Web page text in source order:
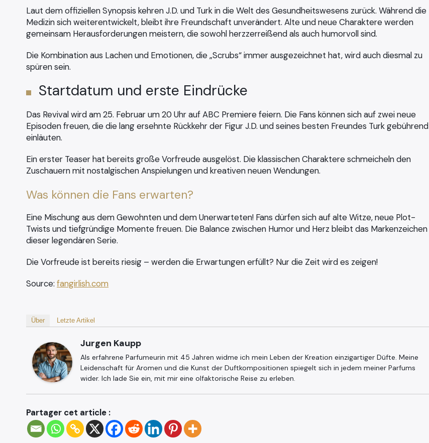
Laut dem offiziellen Synopsis kehren J.D. und Turk in die Welt des Gesundheitswesens zurück. Während die
Medizin sich weiterentwickelt, bleibt ihre Freundschaft unverändert. Alte und neue Charaktere werden
gemeinsam Herausforderungen meistern, die sowohl herzzerreißend als auch humorvoll sind.
Die Kombination aus Lachen und Emotionen, die „Scrubs“ immer ausgezeichnet hat, wird auch diesmal zu
spüren sein.
Startdatum und erste Eindrücke
Das Revival wird am 25. Februar um 20 Uhr auf ABC Premiere feiern. Die Fans können sich auf zwei neue
Episoden freuen, die die lang ersehnte Rückkehr der Figur J.D. und seines besten Freundes Turk gebührend
einläuten.
Ein erster Teaser hat bereits große Vorfreude ausgelöst. Die klassischen Charaktere schmeicheln den
Zuschauern mit nostalgischen Anspielungen und kreativen neuen Wendungen.
Was können die Fans erwarten?
Eine Mischung aus dem Gewohnten und dem Unerwarteten! Fans dürfen sich auf alte Witze, neue Plot-
Twists und tiefgründige Momente freuen. Die Balance zwischen Humor und Herz bleibt das Markenzeichen
dieser legendären Serie.
Die Vorfreude ist bereits riesig – werden die Erwartungen erfüllt? Nur die Zeit wird es zeigen!
Source: fangirlish.com
Über Letzte Artikel
Jurgen Kaupp
Als erfahrene Parfumeurin mit 45 Jahren widme ich mein Leben der Kreation einzigartiger Düfte. Meine
Leidenschaft für Aromen und die Kunst der Duftkompositionen spiegelt sich in jedem meiner Parfums
wider. Ich lade Sie ein, mit mir eine olfaktorische Reise zu erleben.
Partager cet article :